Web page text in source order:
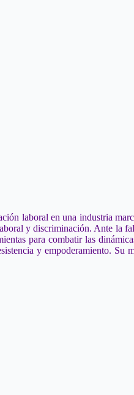
laboral en una industria
y discriminación. Ante la
para combatir las
y empoderamiento. Su